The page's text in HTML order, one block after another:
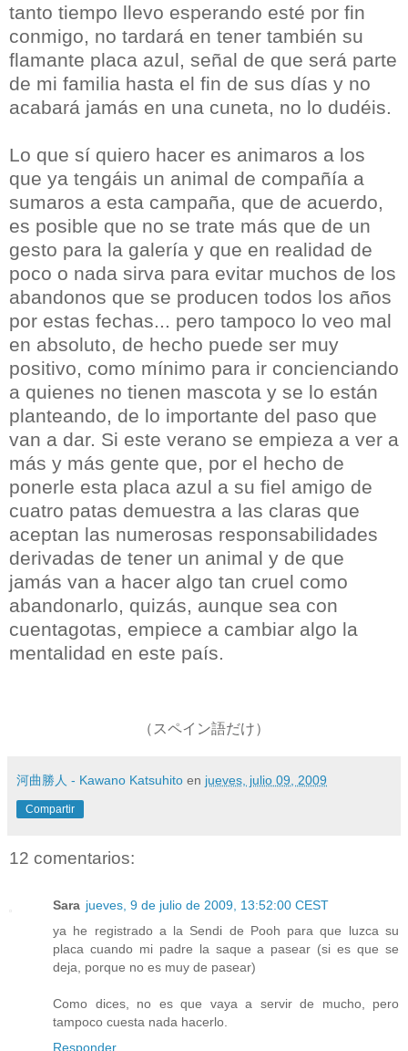
tanto tiempo llevo esperando esté por fin
conmigo, no tardará en tener también su
flamante placa azul, señal de que será parte
de mi familia hasta el fin de sus días y no
acabará jamás en una cuneta, no lo dudéis.
Lo que sí quiero hacer es animaros a los
que ya tengáis un animal de compañía a
sumaros a esta campaña, que de acuerdo,
es posible que no se trate más que de un
gesto para la galería y que en realidad de
poco o nada sirva para evitar muchos de los
abandonos que se producen todos los años
por estas fechas... pero tampoco lo veo mal
en absoluto, de hecho puede ser muy
positivo, como mínimo para ir concienciando
a quienes no tienen mascota y se lo están
planteando, de lo importante del paso que
van a dar. Si este verano se empieza a ver a
más y más gente que, por el hecho de
ponerle esta placa azul a su fiel amigo de
cuatro patas demuestra a las claras que
aceptan las numerosas responsabilidades
derivadas de tener un animal y de que
jamás van a hacer algo tan cruel como
abandonarlo, quizás, aunque sea con
cuentagotas, empiece a cambiar algo la
mentalidad en este país.
（スペイン語だけ）
河曲勝人 - Kawano Katsuhito en jueves, julio 09, 2009
Compartir
12 comentarios:
Sara jueves, 9 de julio de 2009, 13:52:00 CEST
ya he registrado a la Sendi de Pooh para que luzca su
placa cuando mi padre la saque a pasear (si es que se
deja, porque no es muy de pasear)
Como dices, no es que vaya a servir de mucho, pero
tampoco cuesta nada hacerlo.
Responder